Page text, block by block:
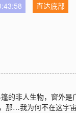
直达底部
的非人生物，窗外
那…我为何不在这